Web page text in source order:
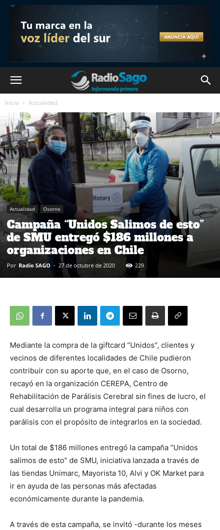
Inicio Actualidad
Actualidad Osorno
Campaña “Unidos Salimos de esto”
de SMU entregó $186 millones a
organizaciones en Chile
Por Radio SAGO - 27 de octubre de 2020 229
Mediante la compra de la giftcard “Unidos”, clientes y
vecinos de diferentes localidades de Chile pudieron
contribuir con su aporte que, en el caso de Osorno,
recayó en la organización CEREPA, Centro de
Rehabilitación de Parálisis Cerebral sin fines de lucro, el
cual desarrolla un programa integral para niños con
parálisis con el propósito de integrarlos en la sociedad.
Un total de $186 millones entregó la campaña “Unidos
salimos de esto” de SMU, iniciativa lanzada a través de
las tiendas Unimarc, Mayorista 10, Alvi y OK Market para
ir en ayuda de las personas más afectadas
económicamente durante la pandemia.
A través de esta campaña, se invitó -durante los meses